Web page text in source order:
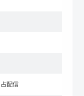
配信